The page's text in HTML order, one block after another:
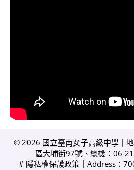
© 2026 國立臺南女子高級中學｜
區大埔街97號、總機：06-
# 隱私權保護政策｜Address：